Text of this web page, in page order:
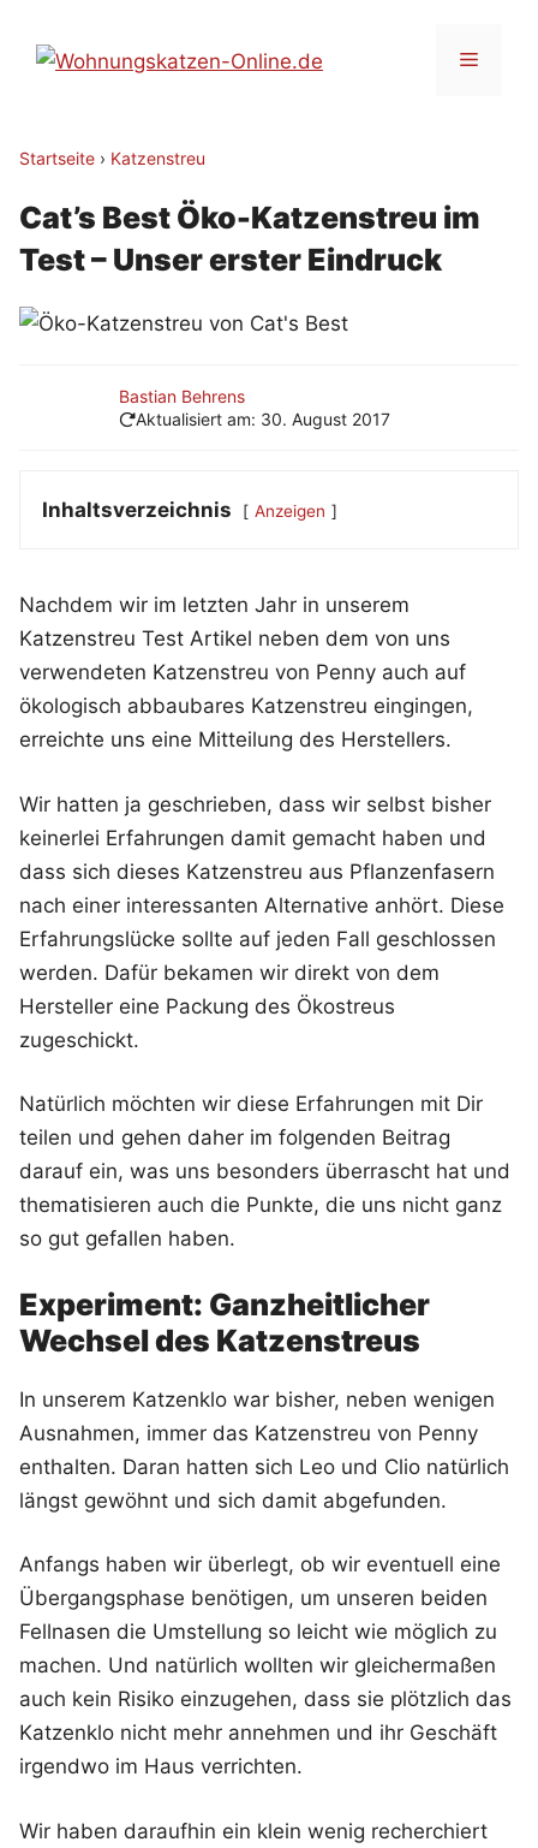
Inhalt
Menü
Startseite › Katzenstreu
Cat’s Best Öko-Katzenstreu im
Test – Unser erster Eindruck
Bastian Behrens
Aktualisiert am: 30. August 2017
Inhaltsverzeichnis Anzeigen
Nachdem wir im letzten Jahr in unserem
Katzenstreu Test Artikel neben dem von uns
verwendeten Katzenstreu von Penny auch auf
ökologisch abbaubares Katzenstreu eingingen,
erreichte uns eine Mitteilung des Herstellers.
Wir hatten ja geschrieben, dass wir selbst bisher
keinerlei Erfahrungen damit gemacht haben und
dass sich dieses Katzenstreu aus Pflanzenfasern
nach einer interessanten Alternative anhört. Diese
Erfahrungslücke sollte auf jeden Fall geschlossen
werden. Dafür bekamen wir direkt von dem
Hersteller eine Packung des Ökostreus
zugeschickt.
Natürlich möchten wir diese Erfahrungen mit Dir
teilen und gehen daher im folgenden Beitrag
darauf ein, was uns besonders überrascht hat und
thematisieren auch die Punkte, die uns nicht ganz
so gut gefallen haben.
Experiment: Ganzheitlicher
Wechsel des Katzenstreus
In unserem Katzenklo war bisher, neben wenigen
Ausnahmen, immer das Katzenstreu von Penny
enthalten. Daran hatten sich Leo und Clio natürlich
längst gewöhnt und sich damit abgefunden.
Anfangs haben wir überlegt, ob wir eventuell eine
Übergangsphase benötigen, um unseren beiden
Fellnasen die Umstellung so leicht wie möglich zu
machen. Und natürlich wollten wir gleichermaßen
auch kein Risiko einzugehen, dass sie plötzlich das
Katzenklo nicht mehr annehmen und ihr Geschäft
irgendwo im Haus verrichten.
Wir haben daraufhin ein klein wenig recherchiert